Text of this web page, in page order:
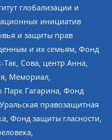
глобализации и
инициатив
и защиты прав
и их семьям, Фонд
Так, Сова, центр Анна,
Мемориал,
Парк Гагарина, Фонд
правозащитная
Фонд защиты гласности,